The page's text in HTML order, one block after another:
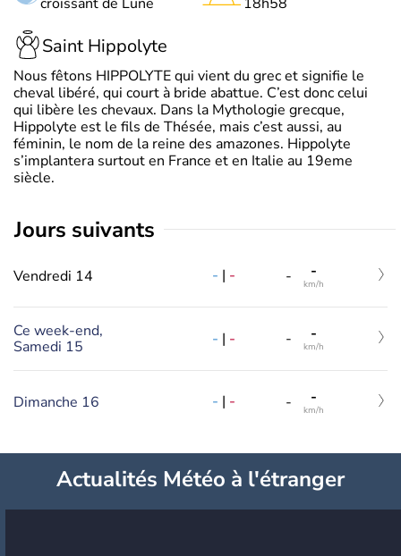
Saint Hippolyte
Nous fêtons HIPPOLYTE qui vient du grec et signifie le
cheval libéré, qui court à bride abattue. C’est donc celui
qui libère les chevaux. Dans la Mythologie grecque,
Hippolyte est le fils de Thésée, mais c’est aussi, au
féminin, le nom de la reine des amazones. Hippolyte
s’implantera surtout en France et en Italie au 19eme
siècle.
jours suivants
Vendredi 14 - | - - -
km/h
Ce week-end,
Samedi 15
- | - - -
km/h
Dimanche 16 - | - - -
km/h
Actualités Météo à l'étranger